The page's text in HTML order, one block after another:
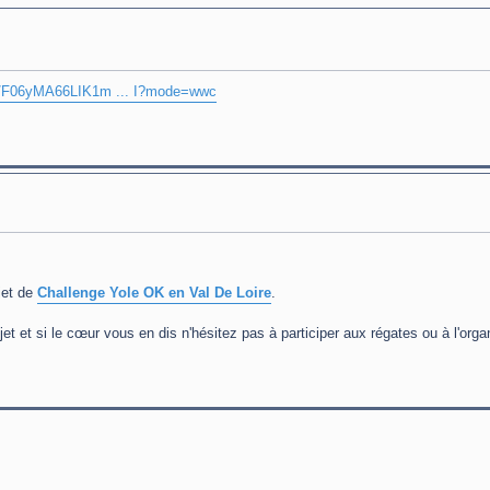
... I?mode=wwc
de Challenge Yole OK en Val De Loire
et si le cœur vous en dis n'hésitez pas à participer aux régates ou à